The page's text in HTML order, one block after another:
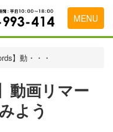
MENU
】動・・・
動画リマー
よう